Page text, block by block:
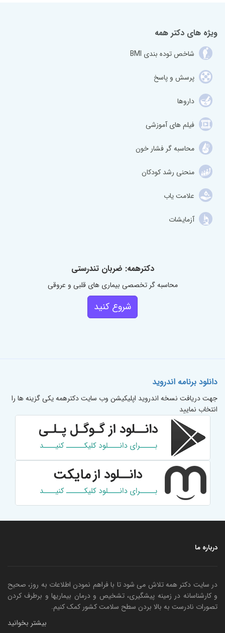
ویژه های دکتر همه
شاخص توده بندی BMI
پرسش و پاسخ
داروها
فیلم های آموزشی
محاسبه گر فشار خون
منحنی رشد کودکان
علامت یاب
آزمایشات
دکترهمه: ضربان تندرستی
محاسبه گر تخصصی بیماری های قلبی و عروقی
شروع کنید
دانلود برنامه اندروید
جهت دریافت نسخه اندروید اپلیکیشن وب سایت دکترهمه یکی گزینه ها را
انتخاب نمایید
درباره ما
در سایت دکتر همه تلاش می شود تا با فراهم نمودن اطلاعات به روز، صحیح
و کارشناسانه در زمینه پیشگیری، تشخیص و درمان بیماریها و برطرف کردن
تصورات نادرست به بالا بردن سطح سلامت کشور کمک کنیم.
بیشتر بخوانید